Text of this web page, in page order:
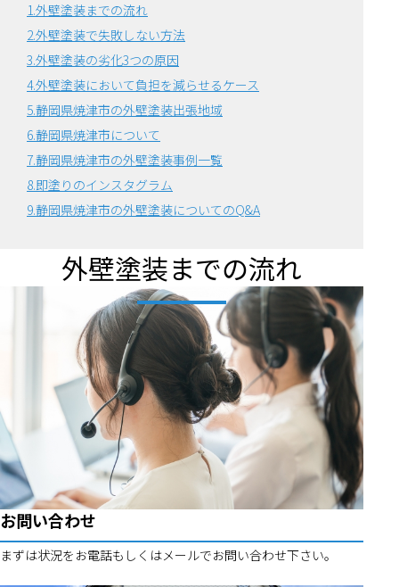
1.外壁塗装までの流れ
2.外壁塗装で失敗しない方法
3.外壁塗装の劣化3つの原因
4.外壁塗装において負担を減らせるケース
5.静岡県焼津市の外壁塗装出張地域
6.静岡県焼津市について
7.静岡県焼津市の外壁塗装事例一覧
8.即塗りのインスタグラム
9.静岡県焼津市の外壁塗装についてのQ&A
外壁塗装までの流れ
お問い合わせ
まずは状況をお電話もしくはメールでお問い合わせ下さい。